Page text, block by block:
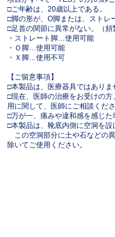
□ご年齢は、20歳以上である。
□脚の形が、O脚または、ストレ
□足首の関節に異常がない。（頻
・ストレート脚…使用可能
・Ｏ脚…使用可能
・Ｘ脚…使用不可
【ご留意事項】
□本製品は、医療器具ではありま
□現在、医師の治療をお受けの
用に関して、医師にご相談くださ
□万が一、痛みや違和感を感じた
□本製品は、靴底内側に空洞を設
この空洞部分に土や石などの
除いてご使用ください。